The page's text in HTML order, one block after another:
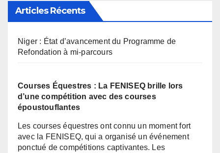
l’importance de ce festival
pour le développement
touristique de la zone.
Articles Récents
Niger : État d’avancement du Programme de
Refondation à mi-parcours
Courses Équestres : La FENISEQ brille lors
d’une compétition avec des courses
époustouflantes
Les courses équestres ont connu un moment fort
avec la FENISEQ, qui a organisé un événement
ponctué de compétitions captivantes. Les